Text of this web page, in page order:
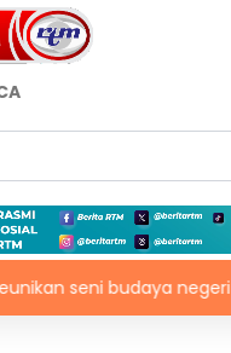
budaya negeri beradat